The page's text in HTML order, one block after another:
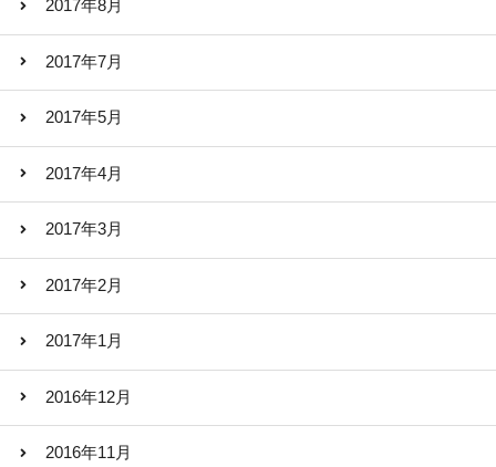
2017年8月
2017年7月
2017年5月
2017年4月
2017年3月
2017年2月
2017年1月
2016年12月
2016年11月